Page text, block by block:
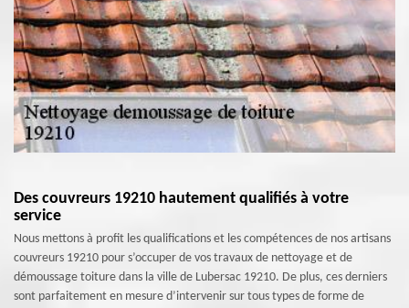
Des couvreurs 19210 hautement qualifiés à votre
service
Nous mettons à profit les qualifications et les compétences de nos artisans
couvreurs 19210 pour s’occuper de vos travaux de nettoyage et de
démoussage toiture dans la ville de Lubersac 19210. De plus, ces derniers
sont parfaitement en mesure d’intervenir sur tous types de forme de